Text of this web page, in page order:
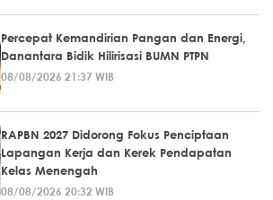
Percepat Kemandirian Pangan dan Energi,
Danantara Bidik Hilirisasi BUMN PTPN
08/08/2026 21:37 WIB
RAPBN 2027 Didorong Fokus Penciptaan
Lapangan Kerja dan Kerek Pendapatan
Kelas Menengah
08/08/2026 20:32 WIB